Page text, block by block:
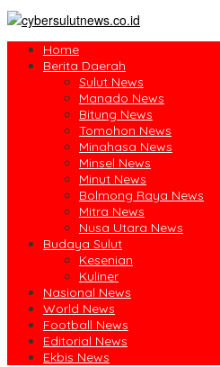
Home
Berita Daerah
Sulut News
Manado News
Bitung News
Tomohon News
Minahasa News
Minsel News
Minut News
Bolmong Raya News
Mitra News
Nusa Utara News
Budaya Sulut
Kesenian
Kuliner
Nasional News
World News
Football News
Editorial News
Ekbis News